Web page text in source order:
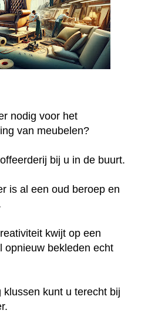
nodig voor het
van meubelen?
bij u in de buurt.
is al een oud beroep en
kwijt op een
opnieuw bekleden echt
kunt u terecht bij